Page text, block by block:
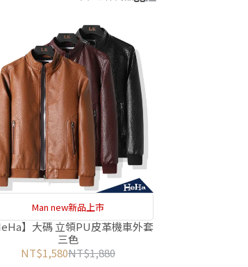
Man new新品上市
】大碼 立領PU皮革機車外套
三色
NT$1,580NT$1,880